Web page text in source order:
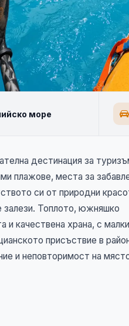
море
дестинация за
плажове, места за
си от природни
залези. Топлото, южняшко
и качествена храна, с
присъствие в
и неповторимост на